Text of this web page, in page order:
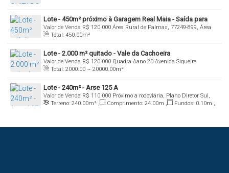
Lote - 450m² próximo à Garagem Real Maia - Saída para
Aparecida de Rio Negro
R$ 120.000
Valor de Venda
Área Rural de Palmas, 77249-899, Área
Rural de Palmas, Palmas, Tocantins, Brasil
Total: 450.00m²
Lote - 2.000 m² quitado - Vale da Cachoeira
R$ 120.000
Valor de Venda
Quadra Aano 20 Avenida Siqueira
Campos, 77001-970, Plano Diretor Norte, Palmas, Tocantins, Brasil
Total: 2000.00 ~ 20000.00m²
Lote - 240m² - Arse 125 A
R$ 110.000
Valor de Venda
Próximo a rodoviária, Plano Diretor Sul,
Palmas, Tocantins, Brasil
Terreno: 240.00m² , Comprimento: 24.00m , Fundos: 0.10m ,